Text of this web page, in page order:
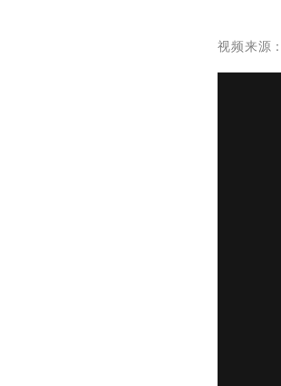
视频来源